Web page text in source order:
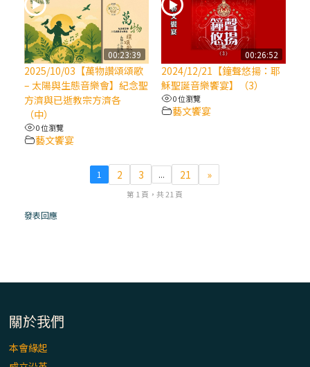
(4)黃敏正主教帶你做【將臨期避靜】—匝凱
「想看」耶穌，耶穌「走近」匝凱
(3)黃敏正主教帶你做【將臨期避靜】—「轉
念」，吃苦如吃補
(1)黃敏正主教帶你做【將臨期避靜】—「走
00:23:39
2025/10/03【萬物讚頌頌歌
– 太陽與生態音樂會】紀念聖
方濟與已逝教宗方濟各
（中）
0 位瀏覽
藝文饗宴
00:26:52
2024/12/21【鐘聲悠揚：耶
穌聖誕音樂饗宴】（3）
0 位瀏覽
藝文饗宴
1 2 3 ... 21 »
第 1 頁，共 21 頁
發表回應
關於我們
本會緣起